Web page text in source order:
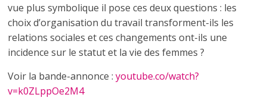
vue plus symbolique il pose ces deux questions : les
choix d’organisation du travail transforment-ils les
relations sociales et ces changements ont-ils une
incidence sur le statut et la vie des femmes ?
Voir la bande-annonce : youtube.co/watch?
v=k0ZLppOe2M4